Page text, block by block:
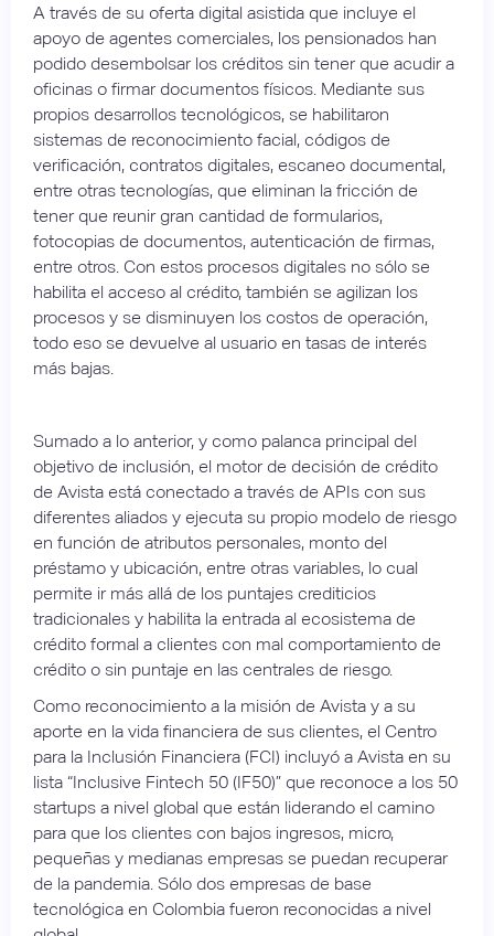
A través de su oferta digital asistida que incluye el
apoyo de agentes comerciales, los pensionados han
podido desembolsar los créditos sin tener que acudir a
oficinas o firmar documentos físicos. Mediante sus
propios desarrollos tecnológicos, se habilitaron
sistemas de reconocimiento facial, códigos de
verificación, contratos digitales, escaneo documental,
entre otras tecnologías, que eliminan la fricción de
tener que reunir gran cantidad de formularios,
fotocopias de documentos, autenticación de firmas,
entre otros. Con estos procesos digitales no sólo se
habilita el acceso al crédito, también se agilizan los
procesos y se disminuyen los costos de operación,
todo eso se devuelve al usuario en tasas de interés
más bajas.
Sumado a lo anterior, y como palanca principal del
objetivo de inclusión, el motor de decisión de crédito
de Avista está conectado a través de APIs con sus
diferentes aliados y ejecuta su propio modelo de riesgo
en función de atributos personales, monto del
préstamo y ubicación, entre otras variables, lo cual
permite ir más allá de los puntajes crediticios
tradicionales y habilita la entrada al ecosistema de
crédito formal a clientes con mal comportamiento de
crédito o sin puntaje en las centrales de riesgo.
Como reconocimiento a la misión de Avista y a su
aporte en la vida financiera de sus clientes, el Centro
para la Inclusión Financiera (FCI) incluyó a Avista en su
lista “Inclusive Fintech 50 (IF50)” que reconoce a los 50
startups a nivel global que están liderando el camino
para que los clientes con bajos ingresos, micro,
pequeñas y medianas empresas se puedan recuperar
de la pandemia. Sólo dos empresas de base
tecnológica en Colombia fueron reconocidas a nivel